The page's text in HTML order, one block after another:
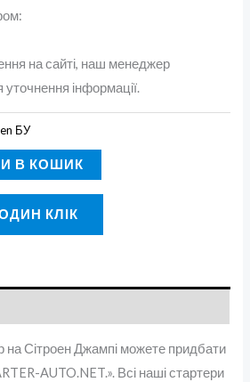
на сайті, наш менеджер
інформації.
БУ
В КОШИК
КЛІК
на Сітроен Джампі можете придбати
AUTO.NET.». Всі наші стартери